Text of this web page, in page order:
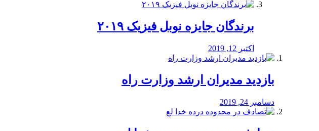
برندگان جایزه نوبل فیزیک ۲۰۱۹
اکتبر 12, 2019
بازدید مدیران ارشد وزارت راه
دسامبر 24, 2019